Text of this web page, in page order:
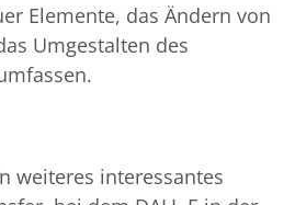
Elemente, das Ändern von
Umgestalten des
weiteres interessantes